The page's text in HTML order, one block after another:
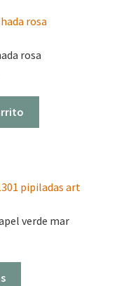
rosa
verde mar